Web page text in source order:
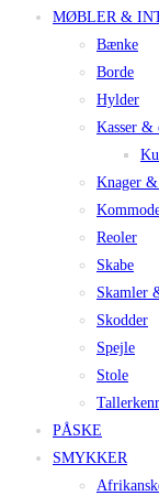
MØBLER &
Bænke
Borde
Hylder
Kasser &
Knager
Reoler
Skabe
Skamler
Skodder
Spejle
Stole
PÅSKE
SMYKKER